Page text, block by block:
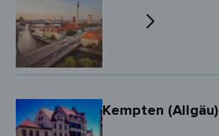
Kempten (Allgäu)